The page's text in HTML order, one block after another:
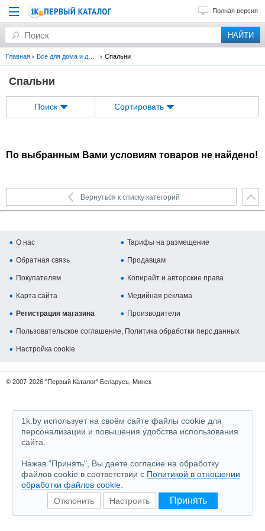
Полная версия
Главная Спальни
Спальни
Поиск Сортировать
По выбранным Вами условиям товаров не найдено!
Вернуться к списку категорий
1k.by использует на своём сайте файлы cookie для
персонализации и повышения удобства использования
сайта.
Нажав "Принять", Вы даете согласие на обработку
файлов cookie в соответствии с Политикой в отношении
обработки файлов cookie
Отклонить
Настроить Принять
О нас Тарифы на размещение
Обратная связь Продавцам
Покупателям Копирайт и авторские права
Карта сайта Медийная реклама
Регистрация магазина Производители
Пользовательское соглашение, Политика обработки перс.данных
Настройка cookie
© 2007-2026 "Первый Каталог" Беларусь, Минск